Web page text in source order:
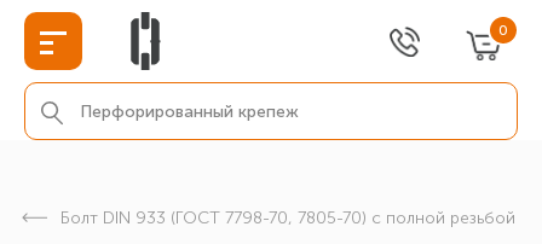
0
Болт DIN 933 (ГОСТ 7798-70, 7805-70) с полной резьбой